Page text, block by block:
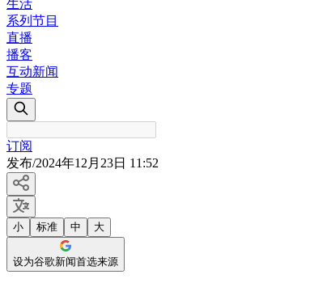
生活
系列节目
直播
播客
互动新闻
专题
订阅
发布/2024年12月23日 11:52
小 标准 中 大
设为谷歌新闻首选来源